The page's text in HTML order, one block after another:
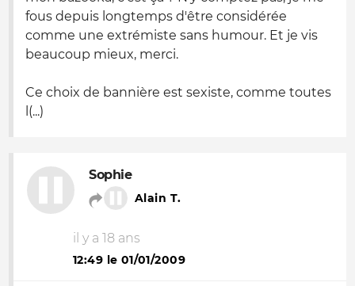
fous depuis longtemps d'être considérée
comme une extrémiste sans humour. Et je vis
beaucoup mieux, merci.
Ce choix de bannière est sexiste, comme toutes
l(...)
Sophie
Alain T.
il y a 18 ans
12:49 le 01/01/2009